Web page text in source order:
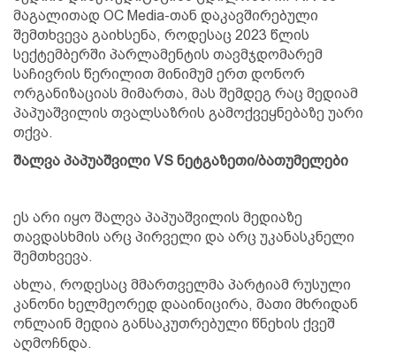
მაგალითად OC Media-თან დაკავშირებული
შემთხვევა გაიხსენა, როდესაც 2023 წლის
სექტემბერში პარლამენტის თავმჯდომარემ
საჩივრის წერილით მინიმუმ ერთ დონორ
ორგანიზაციას მიმართა, მას შემდეგ რაც მედიამ
პაპუაშვილის თვალსაზრის გამოქვეყნებაზე უარი
თქვა.
შალვა პაპუაშვილი VS ნეტგაზეთი/ბათუმელები
ეს არი იყო შალვა პაპუაშვილის მედიაზე
თავდასხმის არც პირველი და არც უკანასკნელი
შემთხვევა.
ახლა, როდესაც მმართველმა პარტიამ რუსული
კანონი ხელმეორედ დააინიცირა, მათი მხრიდან
ონლაინ მედია განსაკუთრებული წნეხის ქვეშ
აღმოჩნდა.